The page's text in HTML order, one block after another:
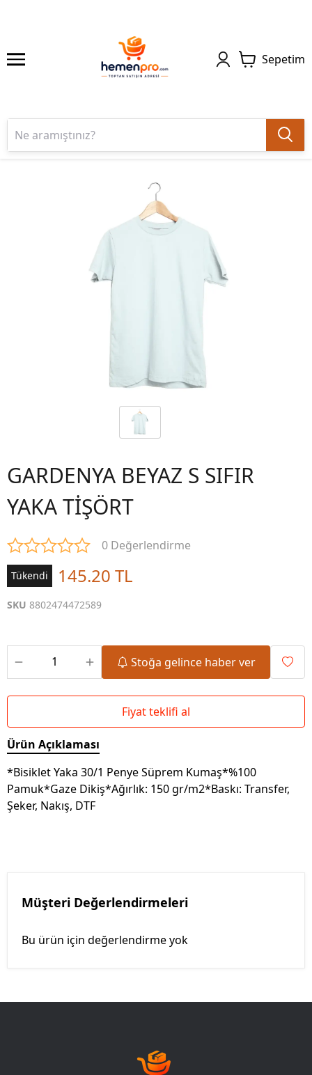
Sepetim
GARDENYA BEYAZ S SIFIR
YAKA TİŞÖRT
0 Değerlendirme
Tükendi 145.20 TL
SKU 8802474472589
Stoğa gelince haber ver
Fiyat teklifi al
Ürün Açıklaması
*Bisiklet Yaka 30/1 Penye Süprem Kumaş*%100
Pamuk*Gaze Dikiş*Ağırlık: 150 gr/m2*Baskı: Transfer,
Şeker, Nakış, DTF
Müşteri Değerlendirmeleri
Bu ürün için değerlendirme yok